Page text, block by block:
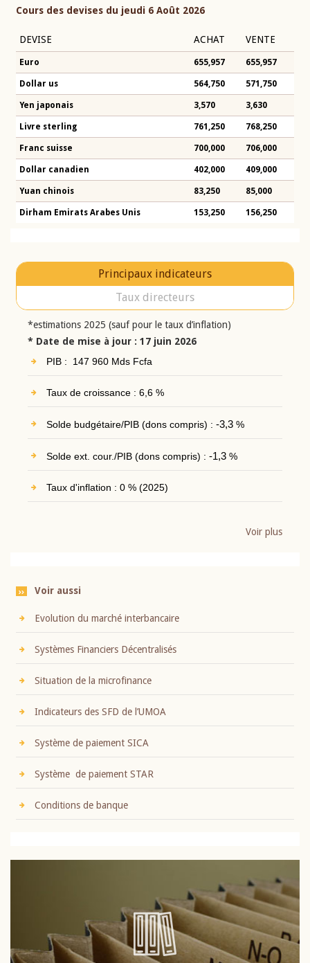
Cours des devises du jeudi 6 Août 2026
DEVISE ACHAT VENTE
Euro 655,957 655,957
Dollar us 564,750 571,750
Yen japonais 3,570 3,630
Livre sterling 761,250 768,250
Franc suisse 700,000 706,000
Dollar canadien 402,000 409,000
Yuan chinois 83,250 85,000
Dirham Emirats Arabes Unis 153,250 156,250
Principaux indicateurs
Taux directeurs
*estimations 2025 (sauf pour le taux d’inflation)
* Date de mise à jour : 17 juin 2026
PIB : 147 960 Mds Fcfa
Taux de croissance : 6,6 %
Solde budgétaire/PIB (dons compris) : -3,3%
Solde ext. cour./PIB (dons compris) : -1,3%
Taux d'inflation : 0 % (2025)
Voir plus
Voir aussi
Evolution du marché interbancaire
Systèmes Financiers Décentralisés
Situation de la microfinance
Indicateurs des SFD de l’UMOA
Système de paiement SICA
Système de paiement STAR
Conditions de banque